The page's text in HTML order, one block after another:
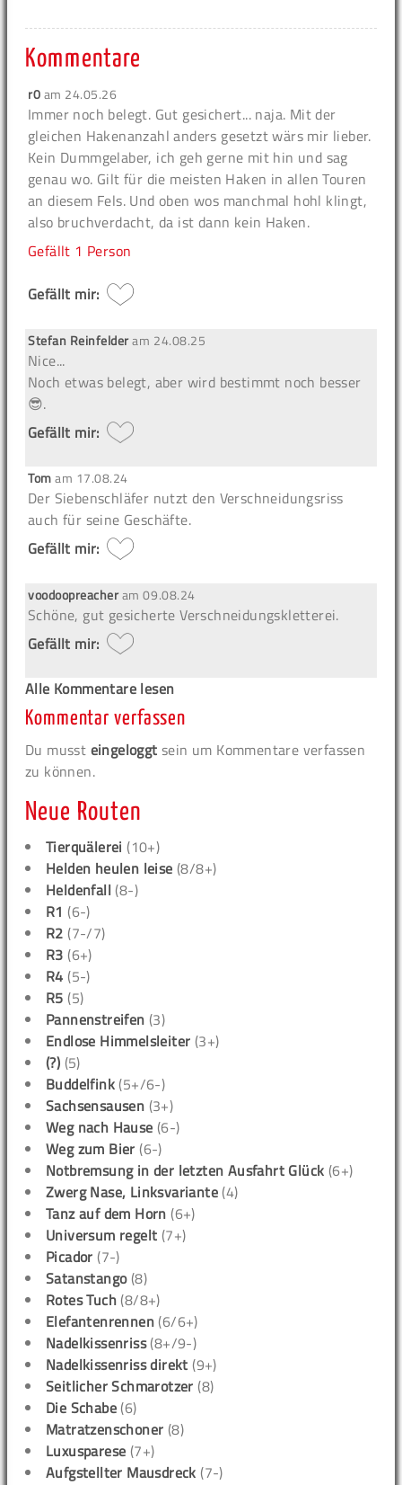
Kommentare
r0am 24.05.26
Immer noch belegt. Gut gesichert... naja. Mit der
gleichen Hakenanzahl anders gesetzt wärs mir lieber.
Kein Dummgelaber, ich geh gerne mit hin und sag
genau wo. Gilt für die meisten Haken in allen Touren
an diesem Fels. Und oben wos manchmal hohl klingt,
also bruchverdacht, da ist dann kein Haken.
Gefällt 1 Person
Gefällt mir:
Stefan Reinfelderam 24.08.25
Nice...
Noch etwas belegt, aber wird bestimmt noch besser
😎.
Gefällt mir:
Tomam 17.08.24
Der Siebenschläfer nutzt den Verschneidungsriss
auch für seine Geschäfte.
Gefällt mir:
voodoopreacheram09.08.24
Schöne, gut gesicherte Verschneidungskletterei.
Gefällt mir:
Alle Kommentare lesen
Kommentar verfassen
Du musst eingeloggt sein um Kommentare verfassen
zu können.
Neue Routen
Tierquälerei (10+)
Helden heulen leise (8/8+)
Heldenfall (8-)
R1 (6-)
R2 (7-/7)
R3 (6+)
R4 (5-)
R5 (5)
Pannenstreifen (3)
Endlose Himmelsleiter (3+)
(?) (5)
Buddelfink (5+/6-)
Sachsensausen (3+)
Weg nach Hause (6-)
Weg zum Bier (6-)
Notbremsung in der letzten Ausfahrt Glück (6+)
Zwerg Nase, Linksvariante (4)
Tanz auf dem Horn (6+)
Universum regelt (7+)
Picador (7-)
Satanstango(8)
Rotes Tuch (8/8+)
Elefantenrennen (6/6+)
Nadelkissenriss(8+/9-)
Nadelkissenriss direkt (9+)
Seitlicher Schmarotzer (8)
Die Schabe (6)
Matratzenschoner (8)
Luxusparese (7+)
Aufgstellter Mausdreck (7-)